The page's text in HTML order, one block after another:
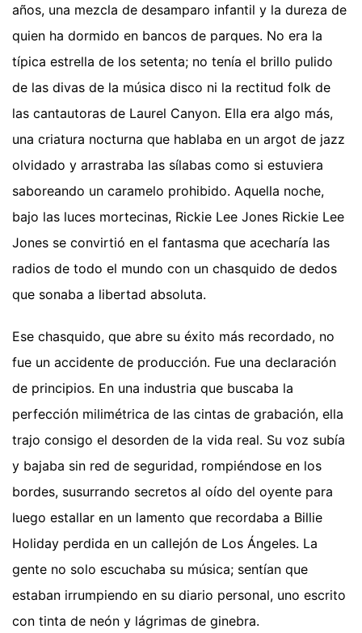
años, una mezcla de desamparo infantil y la dureza de
quien ha dormido en bancos de parques. No era la
típica estrella de los setenta; no tenía el brillo pulido
de las divas de la música disco ni la rectitud folk de
las cantautoras de Laurel Canyon. Ella era algo más,
una criatura nocturna que hablaba en un argot de jazz
olvidado y arrastraba las sílabas como si estuviera
saboreando un caramelo prohibido. Aquella noche,
bajo las luces mortecinas, Rickie Lee Jones Rickie Lee
Jones se convirtió en el fantasma que acecharía las
radios de todo el mundo con un chasquido de dedos
que sonaba a libertad absoluta.
Ese chasquido, que abre su éxito más recordado, no
fue un accidente de producción. Fue una declaración
de principios. En una industria que buscaba la
perfección milimétrica de las cintas de grabación, ella
trajo consigo el desorden de la vida real. Su voz subía
y bajaba sin red de seguridad, rompiéndose en los
bordes, susurrando secretos al oído del oyente para
luego estallar en un lamento que recordaba a Billie
Holiday perdida en un callejón de Los Ángeles. La
gente no solo escuchaba su música; sentían que
estaban irrumpiendo en su diario personal, uno escrito
con tinta de neón y lágrimas de ginebra.